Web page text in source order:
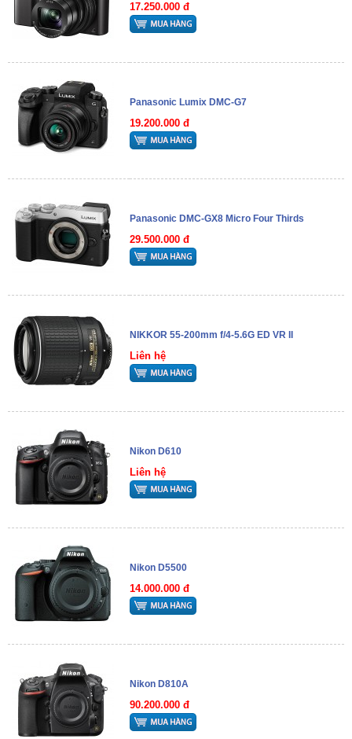
17.250.000 đ
Panasonic Lumix DMC-G7
19.200.000 đ
Panasonic DMC-GX8 Micro Four Thirds
29.500.000 đ
NIKKOR 55-200mm f/4-5.6G ED VR II
Liên hệ
Nikon D610
Liên hệ
Nikon D5500
14.000.000 đ
Nikon D810A
90.200.000 đ